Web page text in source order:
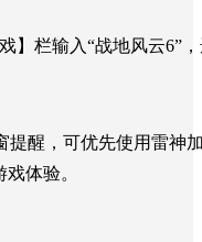
】栏输入“战地风云6”
提醒，可优先使用雷神
体验。